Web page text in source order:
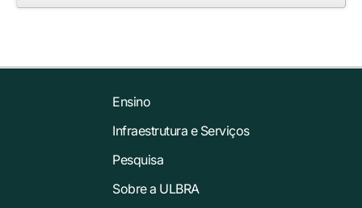
Ensino
Infraestrutura e Serviços
Pesquisa
Sobre a ULBRA